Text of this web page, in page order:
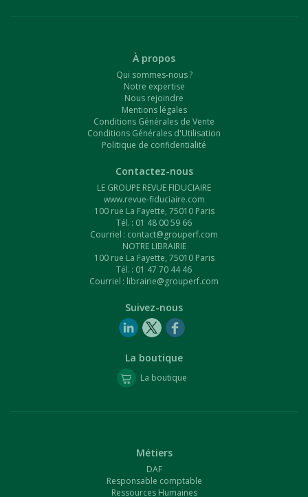
À propos
Qui sommes-nous ?
Notre expertise
Nous rejoindre
Mentions légales
Conditions Générales de Vente
Conditions Générales d'Utilisation
Politique de confidentialité
Contactez-nous
LE GROUPE REVUE FIDUCIAIRE
www.revue-fiduciaire.com
100 rue La Fayette, 75010 Paris
Tél. : 01 48 00 59 66
Courriel : contact@grouperf.com
NOTRE LIBRAIRIE
100 rue La Fayette, 75010 Paris
Tél. : 01 47 70 44 46
Courriel : librairie@grouperf.com
Suivez-nous
La boutique
La boutique
Métiers
DAF
Responsable comptable
Ressources Humaines